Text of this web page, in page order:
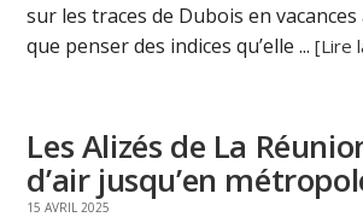
sur les traces de Dubois en
que penser des indices qu’elle ...[Lire
Les Alizés de La
d’air jusqu’en
15 AVRIL 2025